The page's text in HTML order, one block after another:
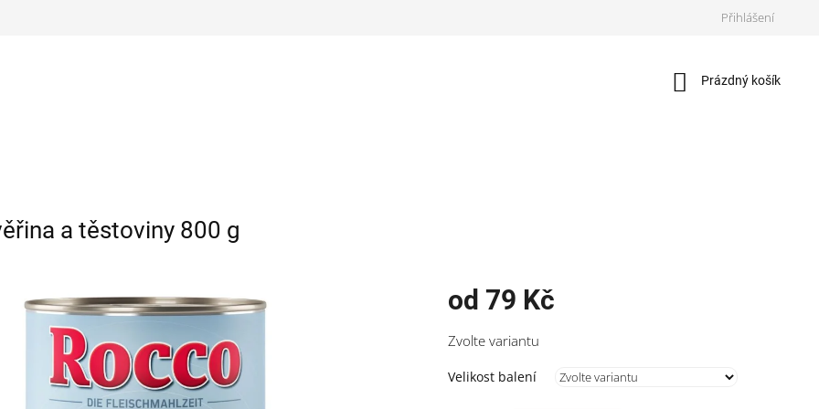
Přihlášení
Nákupní
Prázdný košík
a těstoviny 800 g
od 79 Kč
cena:
Zvolte variantu
Velikost balení